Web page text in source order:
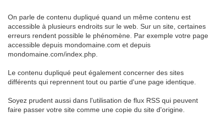
On parle de contenu dupliqué quand un même contenu est
accessible à plusieurs endroits sur le web. Sur un site, certaines
erreurs rendent possible le phénomène. Par exemple votre page
accessible depuis mondomaine.com et depuis
mondomaine.com/index.php.
Le contenu dupliqué peut également concerner des sites
différents qui reprennent tout ou partie d'une page identique.
Soyez prudent aussi dans l'utilisation de flux RSS qui peuvent
faire passer votre site comme une copie du site d'origine.